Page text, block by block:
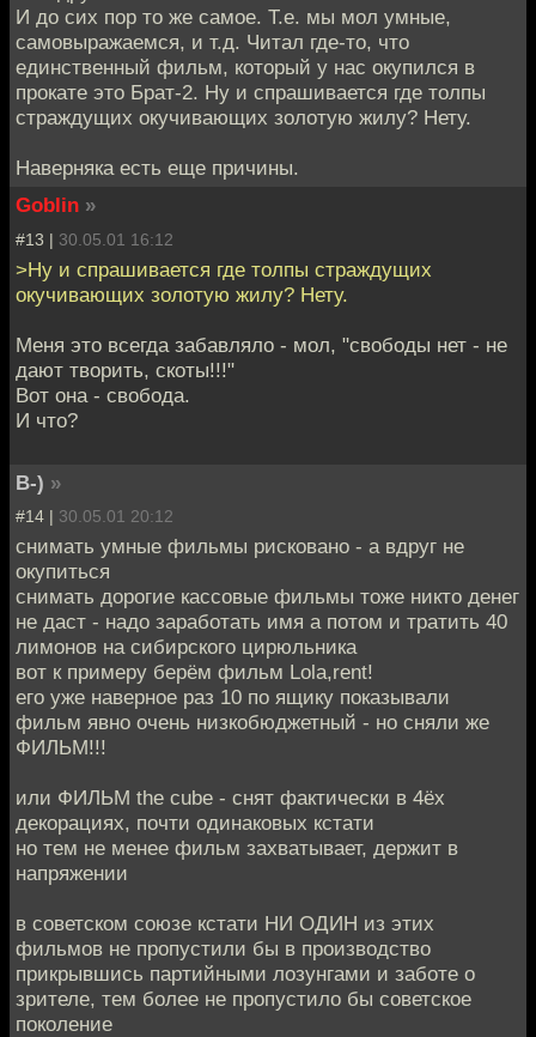
И до сих пор то же самое. Т.е. мы мол умные,
самовыражаемся, и т.д. Читал где-то, что
единственный фильм, который у нас окупился в
прокате это Брат-2. Ну и спрашивается где толпы
страждущих окучивающих золотую жилу? Нету.
Наверняка есть еще причины.
Goblin »
#13 | 30.05.01 16:12
>Ну и спрашивается где толпы страждущих
окучивающих золотую жилу? Нету.
Меня это всегда забавляло - мол, "свободы нет - не
дают творить, скоты!!!"
Вот она - свобода.
И что?
B-) »
#14 | 30.05.01 20:12
снимать умные фильмы рисковано - а вдруг не
окупиться
снимать дорогие кассовые фильмы тоже никто денег
не даст - надо заработать имя а потом и тратить 40
лимонов на сибирского цирюльника
вот к примеру берём фильм Lola,rent!
его уже наверное раз 10 по ящику показывали
фильм явно очень низкобюджетный - но сняли же
ФИЛЬМ!!!
или ФИЛЬМ the cube - снят фактически в 4ёх
декорациях, почти одинаковых кстати
но тем не менее фильм захватывает, держит в
напряжении
в советском союзе кстати НИ ОДИН из этих
фильмов не пропустили бы в производство
прикрывшись партийными лозунгами и заботе о
зрителе, тем более не пропустило бы советское
поколение